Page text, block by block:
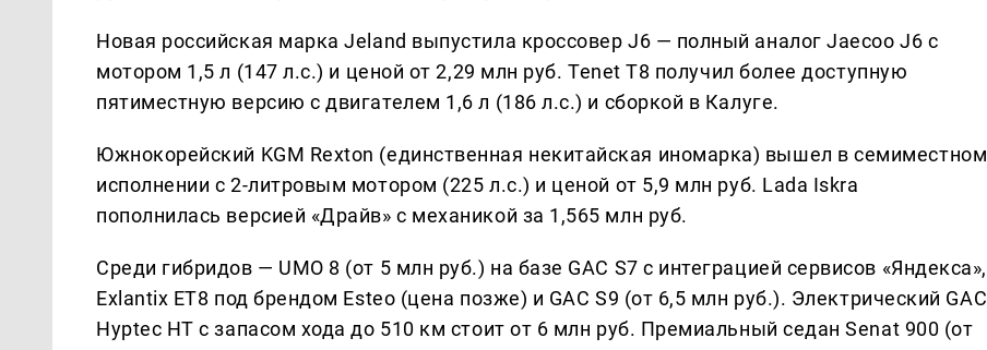
Новая российская марка Jeland выпустила кроссовер J6 — полный аналог Jaecoo J6 с
мотором 1,5 л (147 л.с.) и ценой от 2,29 млн руб. Tenet T8 получил более доступную
пятиместную версию с двигателем 1,6 л (186 л.с.) и сборкой в Калуге.
Южнокорейский KGM Rexton (единственная некитайская иномарка) вышел в семиместном
исполнении с 2-литровым мотором (225 л.с.) и ценой от 5,9 млн руб. Lada Iskra
пополнилась версией «Драйв» с механикой за 1,565 млн руб.
Среди гибридов — UMO 8 (от 5 млн руб.) на базе GAC S7 с интеграцией сервисов «Яндекса»,
Exlantix ET8 под брендом Esteo (цена позже) и GAC S9 (от 6,5 млн руб.). Электрический GAC
Hyptec HT с запасом хода до 510 км стоит от 6 млн руб. Премиальный седан Senat 900 (от